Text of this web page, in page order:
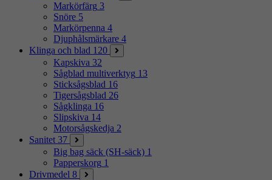
Markörfärg 3
Snöre 5
Markörpenna 4
Djuphålsmärkare 4
Klinga och blad 120
Kapskiva 32
Sågblad multiverktyg 13
Sticksågsblad 16
Tigersågsblad 26
Sågklinga 16
Slipskiva 14
Motorsågskedja 2
Sanitet 37
Big bag säck (SH-säck) 1
Papperskorg 1
Drivmedel 8